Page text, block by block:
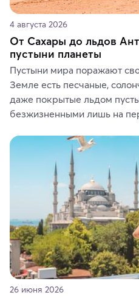
4 августа 2026
От Сахары до льдов
пустыни планеты
Пустыни мира поражают
Земле есть песчаные,
даже покрытые льдом
безжизненными лишь на
животные и маршруты,
ярких впечатлений от
26 июня 2026